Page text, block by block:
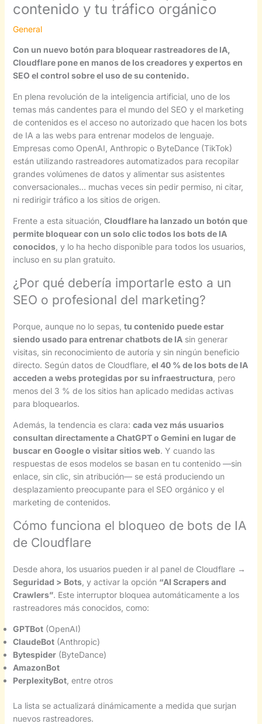
contenido y tu tráfico orgánico
General
Con un nuevo botón para bloquear rastreadores de IA,
Cloudflare pone en manos de los creadores y expertos en
SEO el control sobre el uso de su contenido.
En plena revolución de la inteligencia artificial, uno de los
temas más candentes para el mundo del SEO y el marketing
de contenidos es el acceso no autorizado que hacen los bots
de IA a las webs para entrenar modelos de lenguaje.
Empresas como OpenAI, Anthropic o ByteDance (TikTok)
están utilizando rastreadores automatizados para recopilar
grandes volúmenes de datos y alimentar sus asistentes
conversacionales… muchas veces sin pedir permiso, ni citar,
ni redirigir tráfico a los sitios de origen.
Frente a esta situación, Cloudflare ha lanzado un botón que
permite bloquear con un solo clic todos los bots de IA
conocidos, y lo ha hecho disponible para todos los usuarios,
incluso en su plan gratuito.
¿Por qué debería importarle esto a un
SEO o profesional del marketing?
Porque, aunque no lo sepas, tu contenido puede estar
siendo usado para entrenar chatbots de IAsin generar
visitas, sin reconocimiento de autoría y sin ningún beneficio
directo. Según datos de Cloudflare, el 40 % de los bots de IA
acceden a webs protegidas por su infraestructura, pero
menos del 3 % de los sitios han aplicado medidas activas
para bloquearlos.
Además, la tendencia es clara: cada vez más usuarios
consultan directamente a ChatGPT o Gemini en lugar de
buscar en Google o visitar sitios web. Y cuando las
respuestas de esos modelos se basan en tu contenido —sin
enlace, sin clic, sin atribución— se está produciendo un
desplazamiento preocupante para el SEO orgánico y el
marketing de contenidos.
Cómo funciona el bloqueo de bots de IA
de Cloudflare
Desde ahora, los usuarios pueden ir al panel de Cloudflare →
Seguridad > Bots, y activar la opción “AI Scrapers and
Crawlers”. Este interruptor bloquea automáticamente a los
rastreadores más conocidos, como:
GPTBot(OpenAI)
ClaudeBot(Anthropic)
Bytespider(ByteDance)
AmazonBot
PerplexityBot, entre otros
La lista se actualizará dinámicamente a medida que surjan
nuevos rastreadores.